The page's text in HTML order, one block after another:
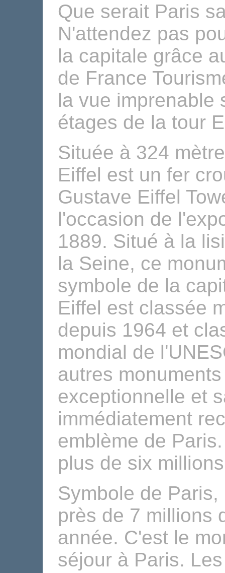
Que serait Paris
N'attendez pas
la capitale grâce
de France
la vue imprenable
étages de la tour
Située à 324
Eiffel est un fer
Gustave Eiffel
l'occasion de
1889. Situé à la
la Seine, ce
symbole de la
Eiffel est classée
depuis 1964 et
mondial de
autres
exceptionnelle et
immédiatement
emblème de
plus de six
Symbole de
près de 7 millions
année. C'est le
séjour à Paris.